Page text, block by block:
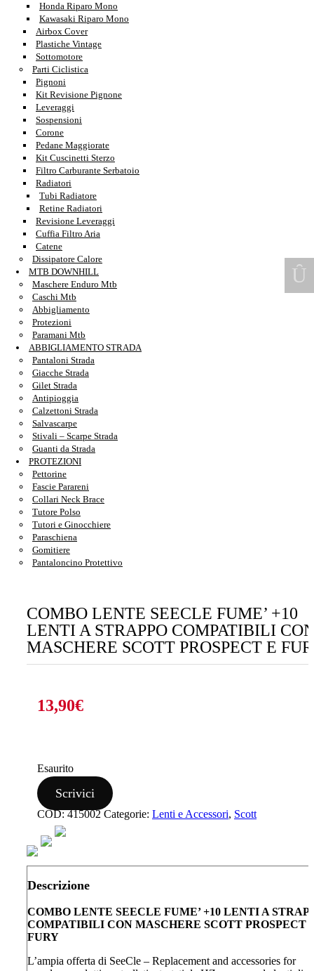
Honda Riparo Mono
Kawasaki Riparo Mono
Airbox Cover
Plastiche Vintage
Sottomotore
Parti Ciclistica
Pignoni
Kit Revisione Pignone
Leveraggi
Sospensioni
Corone
Pedane Maggiorate
Kit Cuscinetti Sterzo
Filtro Carburante Serbatoio
Radiatori
Tubi Radiatore
Retine Radiatori
Revisione Leveraggi
Cuffia Filtro Aria
Catene
Dissipatore Calore
MTB DOWNHILL
Maschere Enduro Mtb
Caschi Mtb
Abbigliamento
Protezioni
Paramani Mtb
ABBIGLIAMENTO STRADA
Pantaloni Strada
Giacche Strada
Gilet Strada
Antipioggia
Calzettoni Strada
Salvascarpe
Stivali – Scarpe Strada
Guanti da Strada
PROTEZIONI
Pettorine
Fascie Parareni
Collari Neck Brace
Tutore Polso
Tutori e Ginocchiere
Paraschiena
Gomitiere
Pantaloncino Protettivo
COMBO LENTE SEECLE FUME’ +10
LENTI A STRAPPO COMPATIBILI
MASCHERE SCOTT PROSPECT E
13,90€
Esaurito
Scrivici
COD:415002 Categorie: Lenti e Accessori, Scott
Descrizione
COMBO LENTE SEECLE FUME’ +10 LENTI A
COMPATIBILI CON MASCHERE SCOTT PROSPECT
FURY
L’ampia offerta di SeeCle – Replacement and accessories for